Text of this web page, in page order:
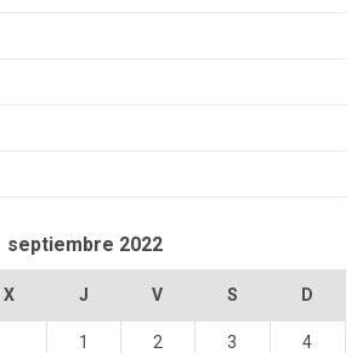
septiembre 2022
X J V S D
1 2 3 4